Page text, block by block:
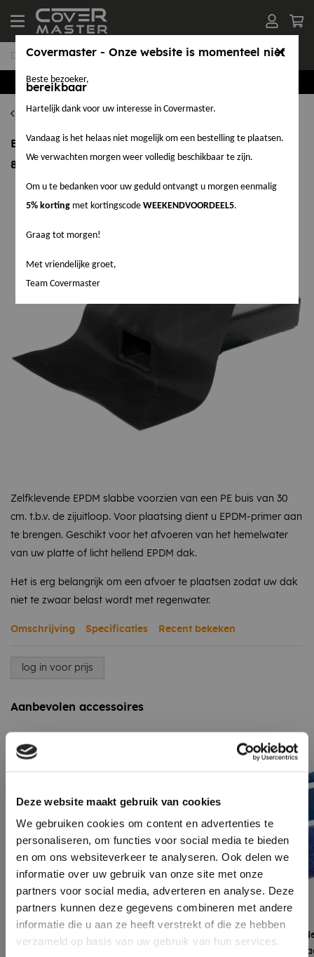
Deze website maakt gebruik van cookies
We gebruiken cookies om content en advertenties te
personaliseren, om functies voor social media te bieden
en om ons websiteverkeer te analyseren. Ook delen we
informatie over uw gebruik van onze site met onze
partners voor social media, adverteren en analyse. Deze
partners kunnen deze gegevens combineren met andere
informatie die u aan ze heeft verstrekt of die ze hebben
verzameld op basis van uw gebruik van hun services.
Hemelwaterafvoeren
EPDM Stadsuitloop / zijuitloop 90° zelfklevend 60 x
80 mm x 300 mm
Zelfklevende EPDM slabbe voorzien van een PE buis van 30
cm. t.b.v. de zijuitloop. Voor plaatsing dient u EPDM-primer aan
te brengen. Geschikt voor het afvoeren van het hemelwater
van uw platte of licht hellend EPDM dak.
Het is erg belangrijk om een afvoer te plaatsen zodat uw dak
niet te zwaar belast wordt met regenwater.
Omschrijving Specificaties Recent bekeken
log in voor prijs
Aanbevolen accessoires
Scrubbie
met
Covermaster - Onze website is momenteel niet
bereikbaar
Beste bezoeker,
Hartelijk dank voor uw interesse in Covermaster.
Vandaag is het helaas niet mogelijk om een bestelling te plaatsen.
We verwachten morgen weer volledig beschikbaar te zijn.
Om u te bedanken voor uw geduld ontvangt u morgen eenmalig
5% korting met kortingscodeWEEKENDVOORDEEL5.
Graag tot morgen!
Met vriendelijke groet,
Team Covermaster